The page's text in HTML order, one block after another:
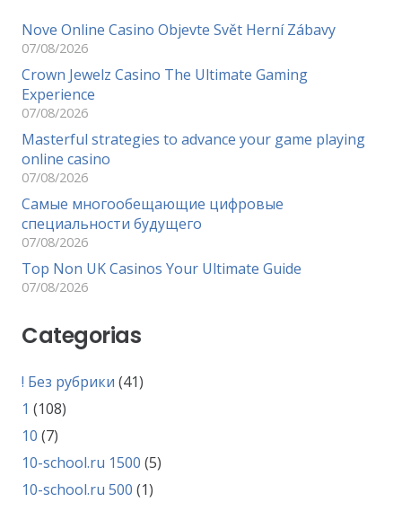
Nove Online Casino Objevte Svět Herní Zábavy
07/08/2026
Crown Jewelz Casino The Ultimate Gaming
Experience
07/08/2026
Masterful strategies to advance your game playing
online casino
07/08/2026
Самые многообещающие цифровые
специальности будущего
07/08/2026
Top Non UK Casinos Your Ultimate Guide
07/08/2026
Categorias
! Без рубрики (41)
1 (108)
10 (7)
10-school.ru 1500 (5)
10-school.ru 500 (1)